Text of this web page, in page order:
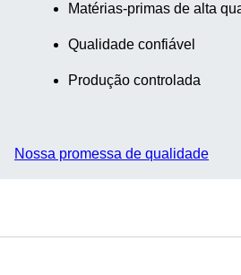
Matérias-primas de alta
Qualidade confiável
Produção controlada
Nossa promessa de qualidade